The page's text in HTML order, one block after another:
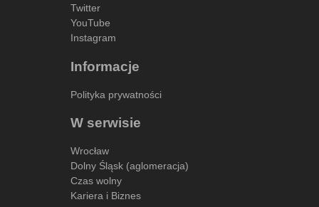
Twitter
YouTube
Instagram
Informacje
Polityka prywatności
W serwisie
Wrocław
Dolny Śląsk (aglomeracja)
Czas wolny
Kariera i Biznes